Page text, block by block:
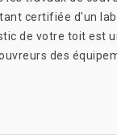
certifiée d'un
de votre toit
des